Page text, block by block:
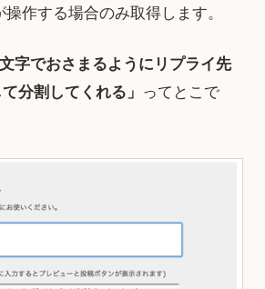
操作する場合のみ取得します。
文字でおさまるようにリプライ先
分割してくれる」 ってとこで